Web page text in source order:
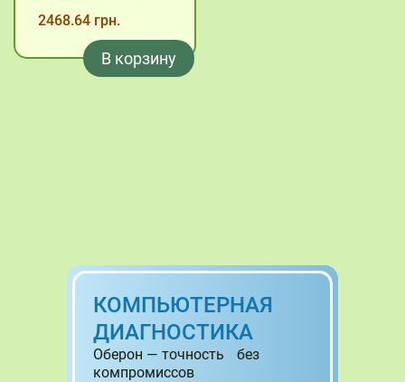
2468.64 грн.
В корзину
КОМПЬЮТЕРНАЯ
ДИАГНОСТИКА
Оберон — точность без
компромиссов